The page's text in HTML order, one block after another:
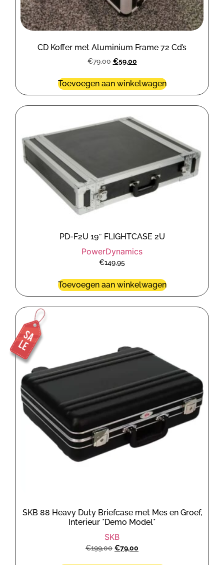
CD Koffer met Aluminium Frame 72 Cd’s
€79,00 €59,00
Toevoegen aan winkelwagen
PD-F2U 19″ FLIGHTCASE 2U
PowerDynamics
€149,95
Toevoegen aan winkelwagen
SKB 88 Heavy Duty Briefcase met Mes en Groef,
Interieur *Demo Model*
SKB
€199,00 €79,00